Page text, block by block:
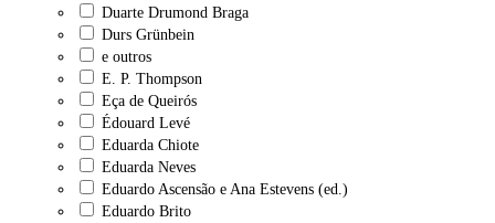
Duarte Drumond Braga
Durs Grünbein
e outros
E. P. Thompson
Eça de Queirós
Édouard Levé
Eduarda Chiote
Eduarda Neves
Eduardo Ascensão e Ana Estevens (ed.)
Eduardo Brito